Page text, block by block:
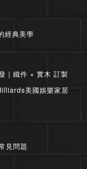
經典美學
｜ 鐵件 × 實木 訂製
美國娛樂家居
見問題